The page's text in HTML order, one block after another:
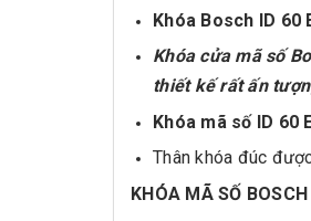
Khóa Bosch ID 60
Khóa cửa mã số
thiết kế rất ấn
Khóa mã số ID 60
Thân khóa đúc
KHÓA MÃ SỐ